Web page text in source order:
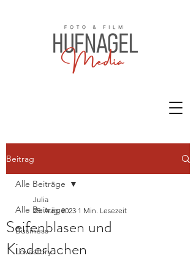
Beitrag
Alle Beiträge
Business
Lovestory
Alle Beiträge
Seifenblasen und
Kinderlachen
Julia
25. Aug. 2023 1 Min. Lesezeit